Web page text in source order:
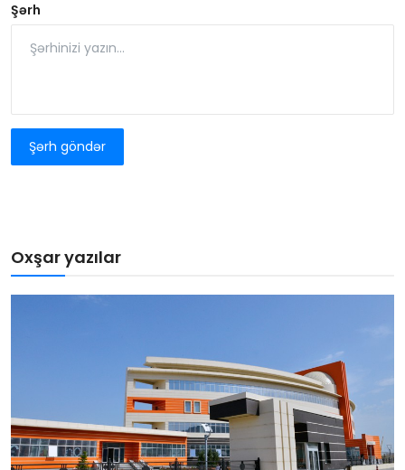
Şərh
Şərh göndər
Oxşar yazılar